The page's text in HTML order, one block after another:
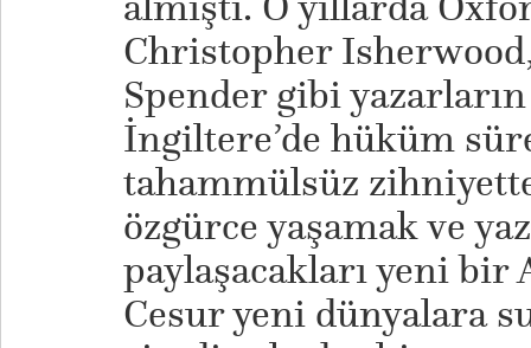
Christopher
Spender gibi
İngiltere’de hüküm
tahammülsüz
özgürce yaşamak ve
paylaşacakları yeni bir
Cesur yeni dünyalara